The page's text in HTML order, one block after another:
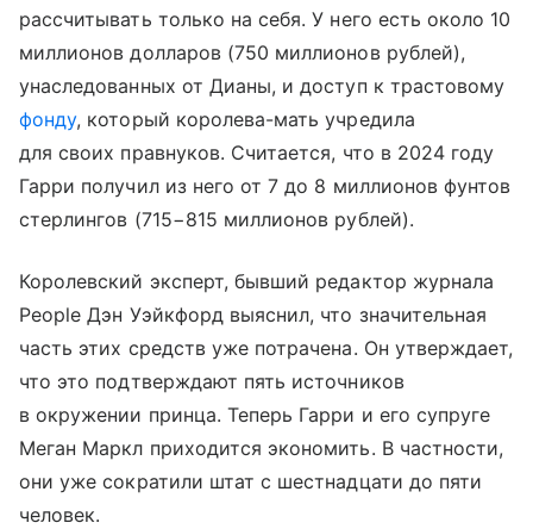
рассчитывать только на себя. У него есть около 10
миллионов долларов (750 миллионов рублей),
унаследованных от Дианы, и доступ к трастовому
фонду, который королева-мать учредила
для своих правнуков. Считается, что в 2024 году
Гарри получил из него от 7 до 8 миллионов фунтов
стерлингов (715−815 миллионов рублей).
Королевский эксперт, бывший редактор журнала
People Дэн Уэйкфорд выяснил, что значительная
часть этих средств уже потрачена. Он утверждает,
что это подтверждают пять источников
в окружении принца. Теперь Гарри и его супруге
Меган Маркл приходится экономить. В частности,
они уже сократили штат с шестнадцати до пяти
человек.